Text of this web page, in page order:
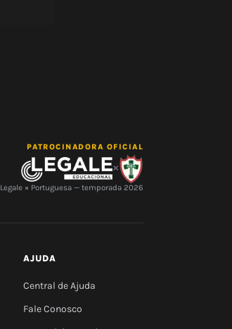
PATROCINADORA OFICIAL
×
Legale × Portuguesa — temporada 2026
AJUDA
Central de Ajuda
Fale Conosco